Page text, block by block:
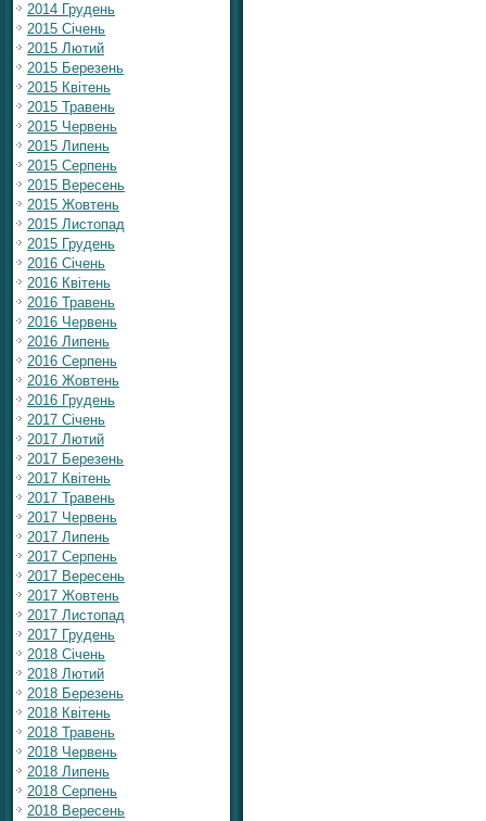
2014 Грудень
2015 Січень
2015 Лютий
2015 Березень
2015 Квітень
2015 Травень
2015 Червень
2015 Липень
2015 Серпень
2015 Вересень
2015 Жовтень
2015 Листопад
2015 Грудень
2016 Січень
2016 Квітень
2016 Травень
2016 Червень
2016 Липень
2016 Серпень
2016 Жовтень
2016 Грудень
2017 Січень
2017 Лютий
2017 Березень
2017 Квітень
2017 Травень
2017 Червень
2017 Липень
2017 Серпень
2017 Вересень
2017 Жовтень
2017 Листопад
2017 Грудень
2018 Січень
2018 Лютий
2018 Березень
2018 Квітень
2018 Травень
2018 Червень
2018 Липень
2018 Серпень
2018 Вересень